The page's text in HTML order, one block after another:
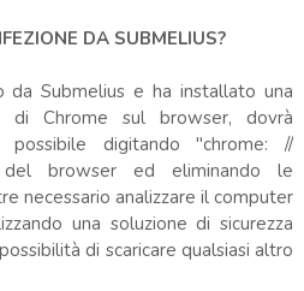
DA SUBMELIUS?
Submelius e ha installato una
di Chrome sul browser, dovrà
digitando "chrome: //
browser ed eliminando le
necessario analizzare il computer
una soluzione di sicurezza
di scaricare qualsiasi altro